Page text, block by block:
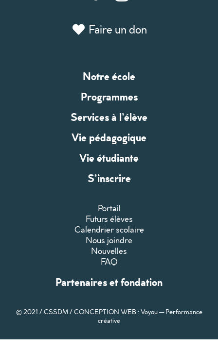
Faire un don
Notre école
Programmes
Services à l’élève
Vie pédagogique
Vie étudiante
S’inscrire
Portail
Futurs élèves
Calendrier scolaire
Nous joindre
Nouvelles
FAQ
Partenaires et fondation
© 2021 / CSSDM /CONCEPTION WEB : Voyou — Performance
créative